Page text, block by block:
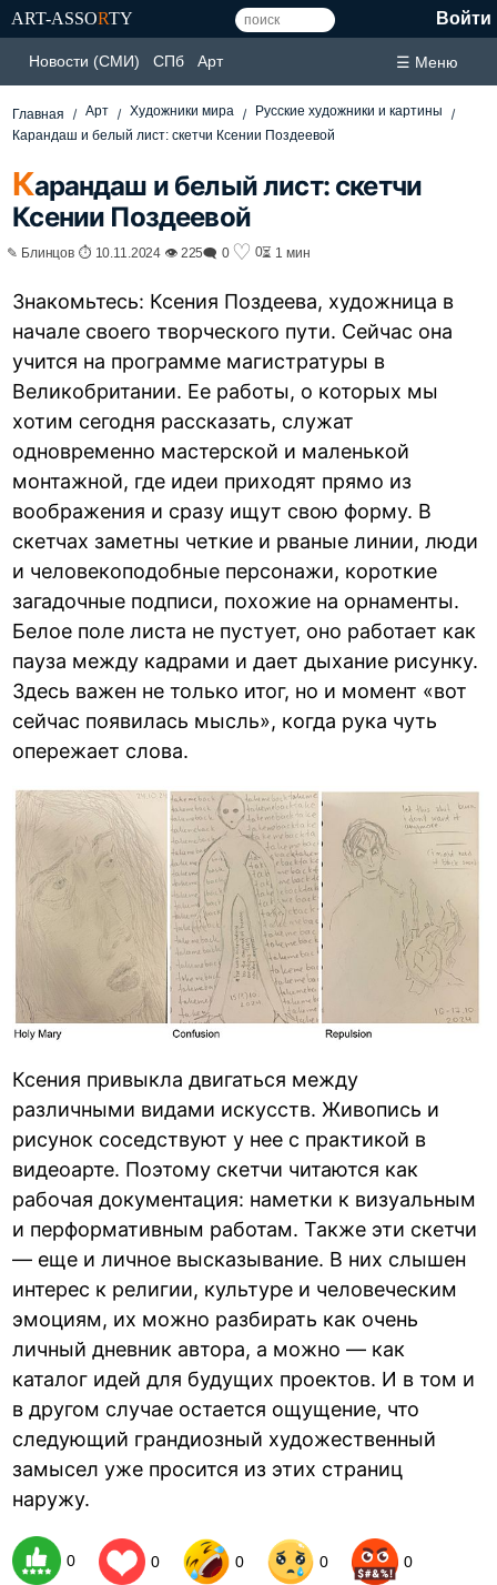
ART-ASSORTY Войти
Новости (СМИ) СПб Арт ☰ Меню
Главная Арт Художники мира
Русские художники и картины
Карандаш и белый лист: скетчи Ксении Поздеевой
Карандаш и белый лист: скетчи
Ксении Поздеевой
✎ Блинцов ⏱ 10.11.2024 👁 225🗨 0 ♡ 0⏳ 1 мин
Знакомьтесь: Ксения Поздеева, художница в
начале своего творческого пути. Сейчас она
учится на программе магистратуры в
Великобритании. Ее работы, о которых мы
хотим сегодня рассказать, служат
одновременно мастерской и маленькой
монтажной, где идеи приходят прямо из
воображения и сразу ищут свою форму. В
скетчах заметны четкие и рваные линии, люди
и человекоподобные персонажи, короткие
загадочные подписи, похожие на орнаменты.
Белое поле листа не пустует, оно работает как
пауза между кадрами и дает дыхание рисунку.
Здесь важен не только итог, но и момент «вот
сейчас появилась мысль», когда рука чуть
опережает слова.
Ксения привыкла двигаться между
различными видами искусств. Живопись и
рисунок соседствуют у нее с практикой в
видеоарте. Поэтому скетчи читаются как
рабочая документация: наметки к визуальным
и перформативным работам. Также эти скетчи
— еще и личное высказывание. В них слышен
интерес к религии, культуре и человеческим
эмоциям, их можно разбирать как очень
личный дневник автора, а можно — как
каталог идей для будущих проектов. И в том и
в другом случае остается ощущение, что
следующий грандиозный художественный
замысел уже просится из этих страниц
наружу.
0 0 0 0 0